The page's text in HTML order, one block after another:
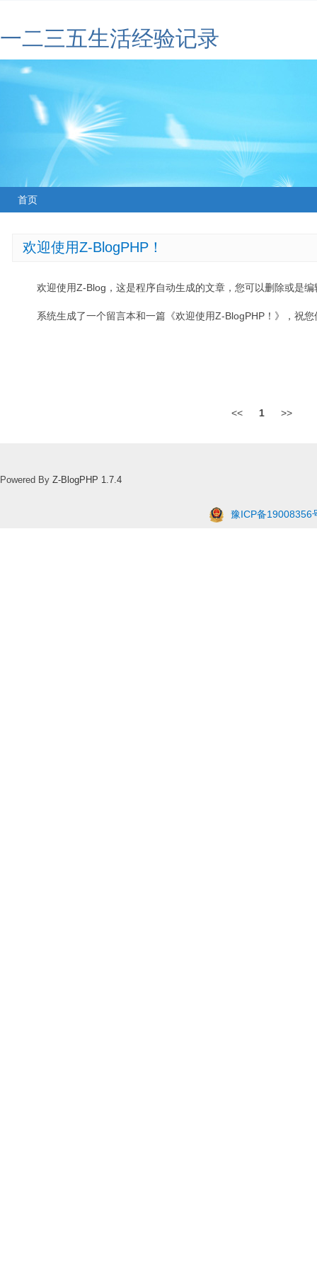
一二三五生活经验记录
首页
欢迎使用Z-BlogPHP！
欢迎使用Z-Blog，这是程序自动生成的文章，您可以删除或是编
系统生成了一个留言本和一篇《欢迎使用Z-BlogPHP！》，祝
<< 1 >>
Powered By Z-BlogPHP 1.7.4
豫ICP备19008356